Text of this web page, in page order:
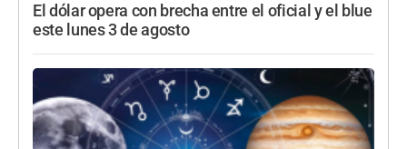
El dólar opera con brecha entre el oficial y el blue
este lunes 3 de agosto